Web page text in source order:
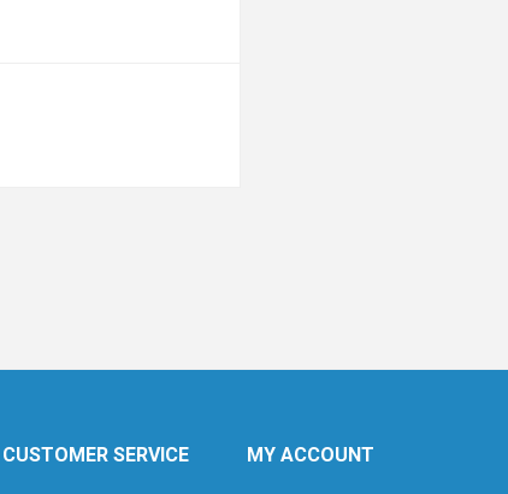
CUSTOMER SERVICE MY ACCOUNT